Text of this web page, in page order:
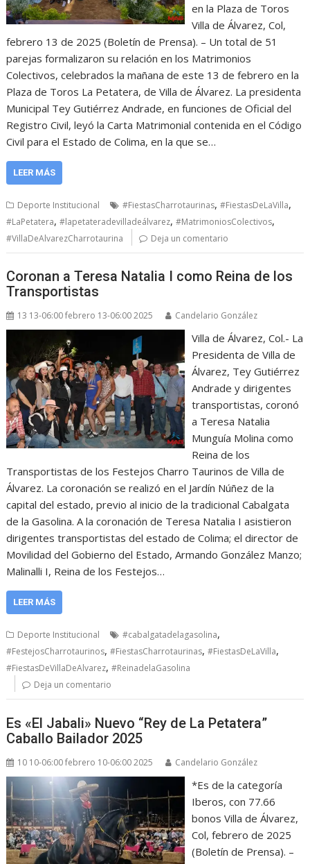
en la Plaza de Toros
Villa de Álvarez, Col,
febrero 13 de 2025 (Boletín de Prensa). – Un total de 51
parejas formalizaron su relación en los Matrimonios
Colectivos, celebrados la mañana de este 13 de febrero en la
Plaza de Toros La Petatera, de Villa de Álvarez. La presidenta
Municipal Tey Gutiérrez Andrade, en funciones de Oficial del
Registro Civil, leyó la Carta Matrimonial contenida en el Código
Civil para el Estado de Colima, en la que se…
LEER MÁS
Deporte Institucional #FiestasCharrotaurinas,#FiestasDeLaVilla,
#LaPetatera,#lapetateradevilladeálvarez,#MatrimoniosColectivos,
#VillaDeAlvarezCharrotaurina Deja un comentario
Coronan a Teresa Natalia I como Reina de los
Transportistas
13 13-06:00 febrero 13-06:00 2025 Candelario González
Villa de Álvarez, Col.- La
Presidenta de Villa de
Álvarez, Tey Gutiérrez
Andrade y dirigentes
transportistas, coronó
a Teresa Natalia
Munguía Molina como
Reina de los
Transportistas de los Festejos Charro Taurinos de Villa de
Álvarez. La coronación se realizó en el Jardín Núñez de la
capital del estado, previo al inicio de la tradicional Cabalgata
de la Gasolina. A la coronación de Teresa Natalia I asistieron
dirigentes transportistas del estado de Colima; el director de
Movilidad del Gobierno del Estado, Armando González Manzo;
Malinalli I, Reina de los Festejos…
LEER MÁS
Deporte Institucional #cabalgatadelagasolina,
#FestejosCharrotaurinos,#FiestasCharrotaurinas,#FiestasDeLaVilla,
#FiestasDeVillaDeAlvarez,#ReinadelaGasolina
Deja un comentario
Es «El Jabali» Nuevo “Rey de La Petatera”
Caballo Bailador 2025
10 10-06:00 febrero 10-06:00 2025 Candelario González
*Es de la categoría
Iberos, con 77.66
bonos Villa de Álvarez,
Col, febrero de 2025
(Boletín de Prensa). –